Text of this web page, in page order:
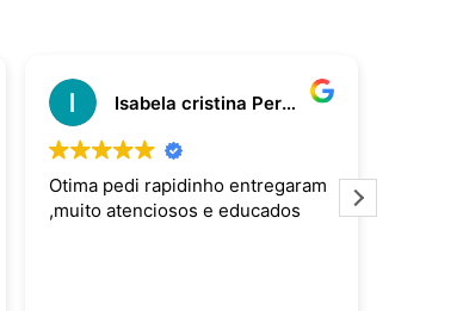
Isabela cristina Pereira rosa
Otima pedi rapidinho entregaram
,muito atenciosos e educados